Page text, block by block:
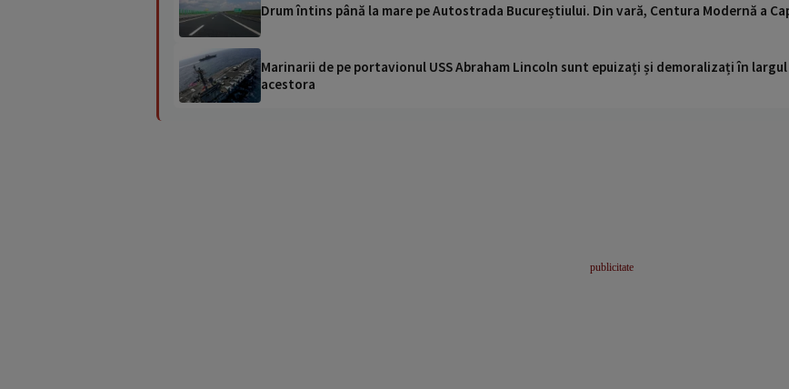
Drum întins până la mare pe Autostrada Bucureștiului. Din vară, Centura Modernă a
Marinarii de pe portavionul USS Abraham Lincoln sunt epuizați și demoralizați în
acestora